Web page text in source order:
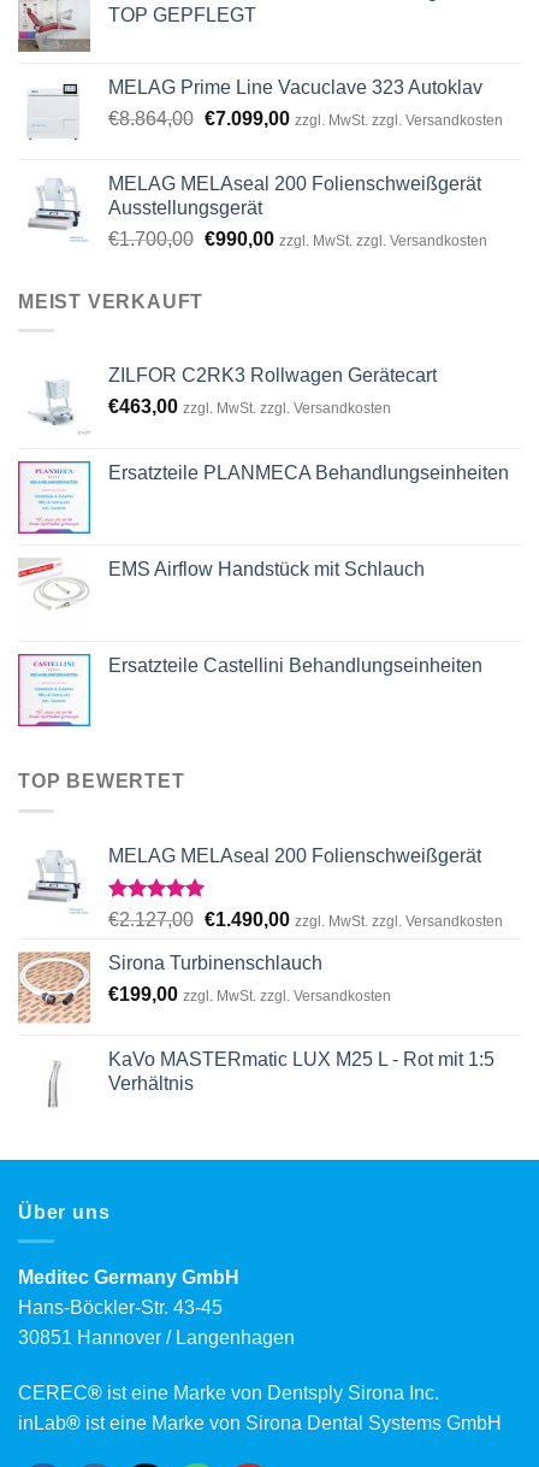
TOP GEPFLEGT
MELAG Prime Line Vacuclave 323 Autoklav
€8.864,00 Original
€8.864,00.
€7.099,00Current
€7.099,00.
zzgl. MwSt. zzgl. Versandkosten
MELAG MELAseal 200 Folienschweißgerät
Ausstellungsgerät
€1.700,00 Original
€990,00Current
zzgl. MwSt. zzgl. Versandkosten
MEIST VERKAUFT
ZILFOR C2RK3 Rollwagen Gerätecart
€463,00 zzgl. MwSt. zzgl. Versandkosten
Ersatzteile PLANMECA Behandlungseinheiten
EMS Airflow Handstück mit Schlauch
Ersatzteile Castellini Behandlungseinheiten
TOP BEWERTET
MELAG MELAseal 200 Folienschweißgerät
Rated5.00
€2.127,00 Original
was:
€2.127,00.
€1.490,00Current
is:
€1.490,00.
zzgl. MwSt. zzgl. Versandkosten
Sirona Turbinenschlauch
€199,00 zzgl. MwSt. zzgl. Versandkosten
KaVo MASTERmatic LUX M25 L - Rot mit 1:5
Verhältnis
Über uns
Meditec Germany GmbH
Hans-Böckler-Str. 43-45
30851 Hannover / Langenhagen
CEREC® ist eine Marke von Dentsply Sirona Inc.
inLab® ist eine Marke von Sirona Dental Systems GmbH